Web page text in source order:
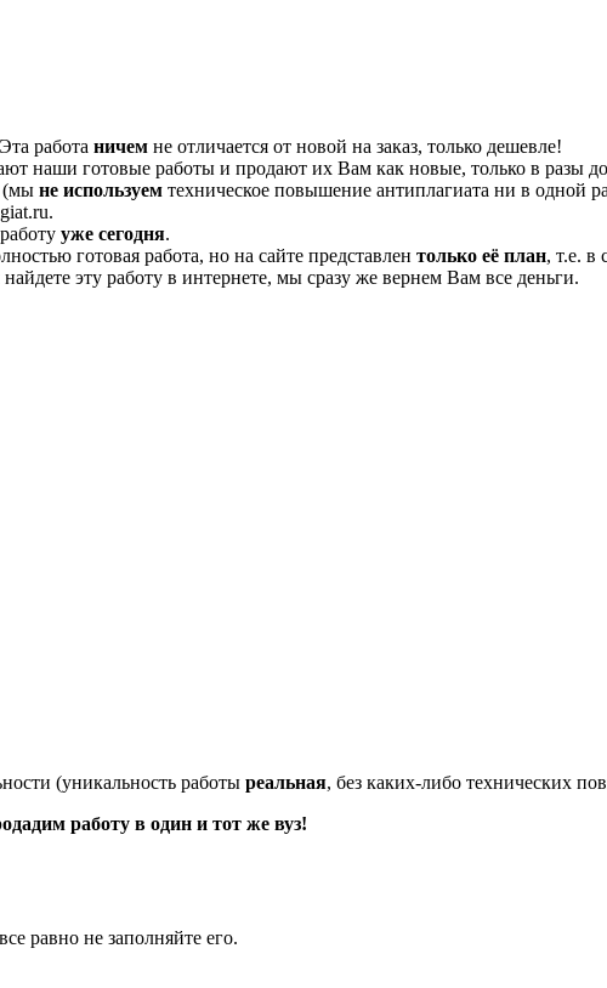
работа ничем не отличается от новой на заказ, только дешевле!
наши готовые работы и продают их Вам как новые, только в разы
(мы не используем техническое повышение антиплагиата ни в одной
уже сегодня.
готовая работа, но на сайте представлен только её план, т.е. в
эту работу в интернете, мы сразу же вернем Вам все деньги.
(уникальность работы реальная, без каких-либо технических
работу в один и тот же вуз!
равно не заполняйте его.